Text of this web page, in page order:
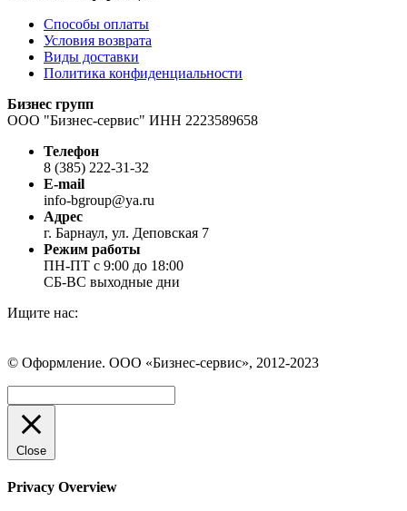
Способы оплаты
Условия возврата
Виды доставки
Политика конфиденциальности
Бизнес групп
ООО "Бизнес-сервис" ИНН 2223589658
Телефон
8 (385) 222-31-32
E-mail
info-bgroup@ya.ru
Адрес
г. Барнаул, ул. Деповская 7
Режим работы
ПН-ПТ с 9:00 до 18:00
СБ-ВС выходные дни
Ищите нас:
Вконтакте
открывается
в
новом
окне
WhatsApp
открывается
в
новом
окне
Telegram
открывается
в
новом
окне
© Оформление. ООО «Бизнес-сервис», 2012-2023
Close
Privacy Overview